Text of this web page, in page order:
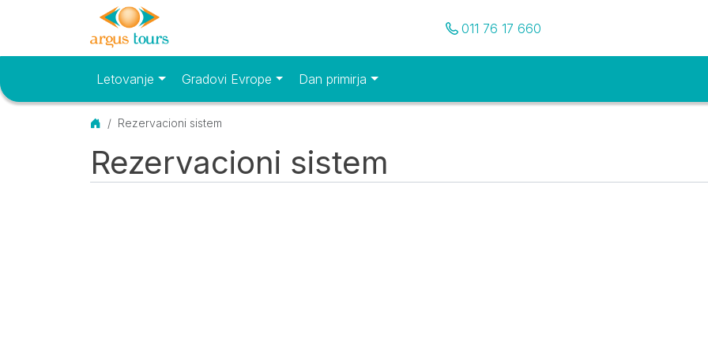
Pozovite nas
011 76 17 660
Osnovni meniLetovanje Gradovi Evrope Dan primirja
Početna
Rezervacioni sistem
Rezervacioni sistem